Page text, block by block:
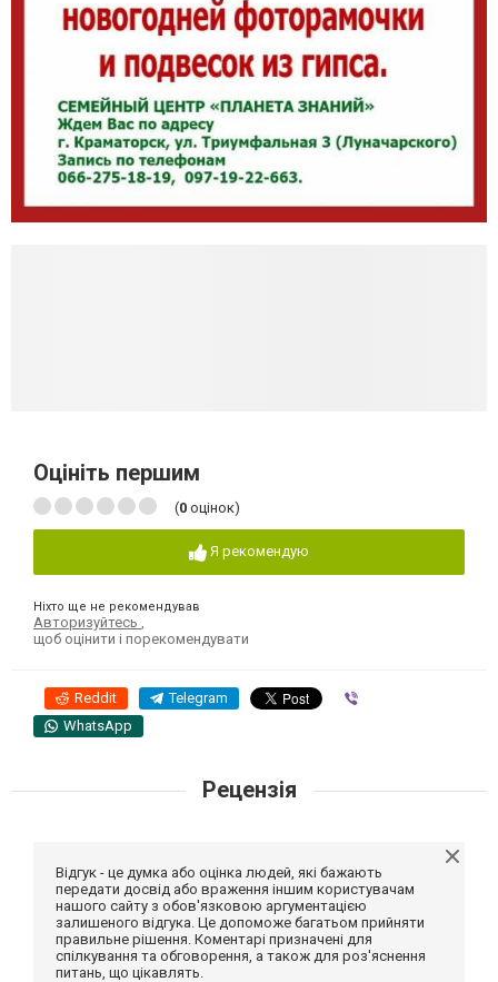
Оцініть першим
(0 оцінок)
Я рекомендую
Ніхто ще не рекомендував
Авторизуйтесь
щоб оцінити і порекомендувати
Reddit Telegram
WhatsApp
Рецензія
Відгук - це думка або оцінка людей, які бажають
передати досвід або враження іншим користувачам
нашого сайту з обов'язковою аргументацією
залишеного відгука. Це допоможе багатьом прийняти
правильне рішення. Коментарі призначені для
спілкування та обговорення, а також для роз'яснення
питань, що цікавлять.